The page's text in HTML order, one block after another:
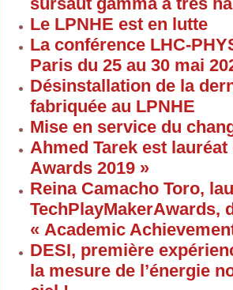
Le LPNHE est en lutte
La conférence LHC-
Paris du 25 au 30 mai
Désinstallation de la
fabriquée au LPNHE
Mise en service du
Ahmed Tarek est
Awards 2019 »
Reina Camacho Toro,
TechPlayMakerAwards,
« Academic
DESI, première
la mesure de l’énergie